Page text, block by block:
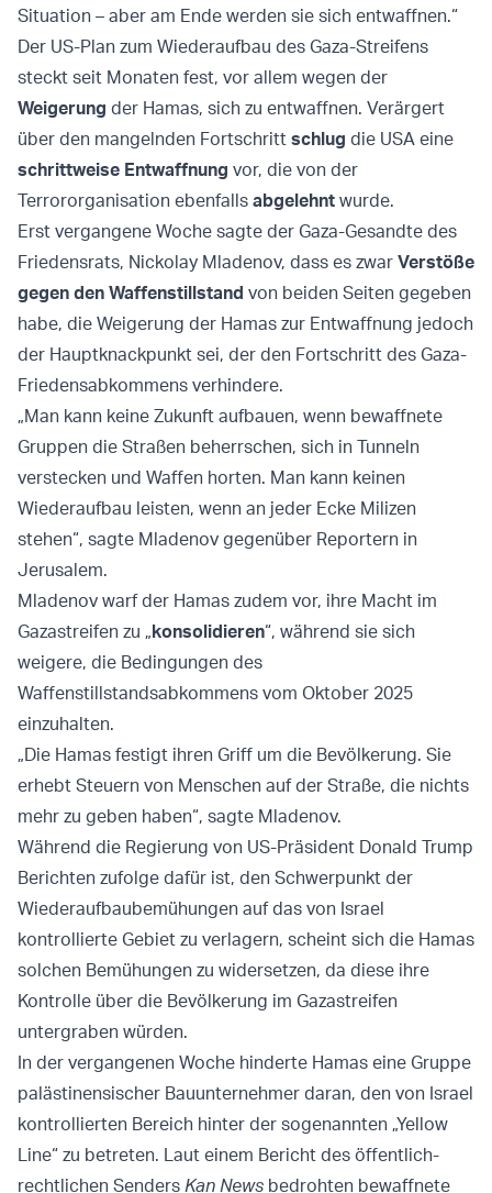
Situation – aber am Ende werden sie sich entwaffnen.“
Der US-Plan zum Wiederaufbau des Gaza-Streifens
steckt seit Monaten fest, vor allem wegen der
Weigerung der Hamas, sich zu entwaffnen. Verärgert
über den mangelnden Fortschritt schlug die USA eine
schrittweise Entwaffnung vor, die von der
Terrororganisation ebenfalls abgelehnt wurde.
Erst vergangene Woche sagte der Gaza-Gesandte des
Friedensrats, Nickolay Mladenov, dass es zwar Verstöße
gegen den Waffenstillstand von beiden Seiten gegeben
habe, die Weigerung der Hamas zur Entwaffnung jedoch
der Hauptknackpunkt sei, der den Fortschritt des Gaza-
Friedensabkommens verhindere.
„Man kann keine Zukunft aufbauen, wenn bewaffnete
Gruppen die Straßen beherrschen, sich in Tunneln
verstecken und Waffen horten. Man kann keinen
Wiederaufbau leisten, wenn an jeder Ecke Milizen
stehen“, sagte Mladenov gegenüber Reportern in
Jerusalem.
Mladenov warf der Hamas zudem vor, ihre Macht im
Gazastreifen zu „konsolidieren“, während sie sich
weigere, die Bedingungen des
Waffenstillstandsabkommens vom Oktober 2025
einzuhalten.
„Die Hamas festigt ihren Griff um die Bevölkerung. Sie
erhebt Steuern von Menschen auf der Straße, die nichts
mehr zu geben haben“, sagte Mladenov.
Während die Regierung von US-Präsident Donald Trump
Berichten zufolge dafür ist, den Schwerpunkt der
Wiederaufbaubemühungen auf das von Israel
kontrollierte Gebiet zu verlagern, scheint sich die Hamas
solchen Bemühungen zu widersetzen, da diese ihre
Kontrolle über die Bevölkerung im Gazastreifen
untergraben würden.
In der vergangenen Woche hinderte Hamas eine Gruppe
palästinensischer Bauunternehmer daran, den von Israel
kontrollierten Bereich hinter der sogenannten „Yellow
Line“ zu betreten. Laut einem Bericht des öffentlich-
rechtlichen Senders Kan News bedrohten bewaffnete